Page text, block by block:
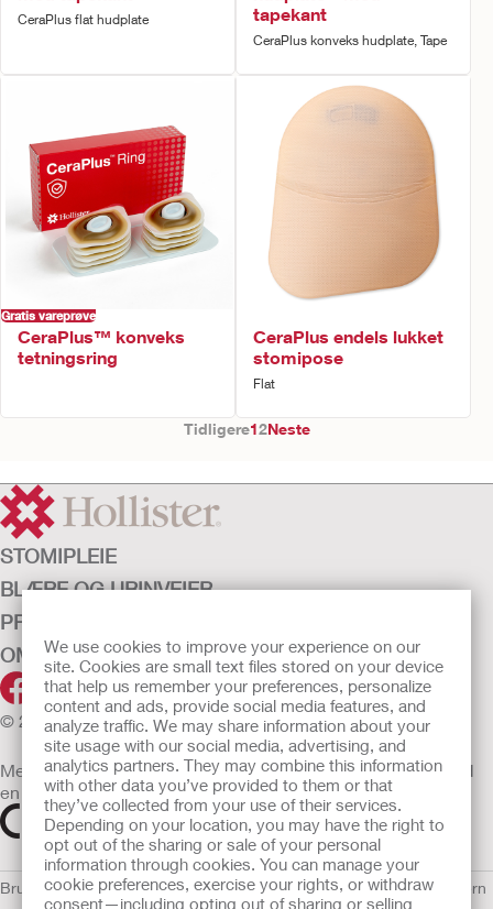
We use cookies to improve your experience on our
site. Cookies are small text files stored on your device
that help us remember your preferences, personalize
content and ads, provide social media features, and
analyze traffic. We may share information about your
site usage with our social media, advertising, and
analytics partners. They may combine this information
with other data you’ve provided to them or that
they’ve collected from your use of their services.
Depending on your location, you may have the right to
opt out of the sharing or sale of your personal
information through cookies. You can manage your
cookie preferences, exercise your rights, or withdraw
consent—including opting out of sharing or selling
CeraPlus flat hudplate
tapekant
CeraPlus konveks hudplate, Tape
Gratis vareprøve
CeraPlus™ konveks
tetningsring
CeraPlus endels lukket
stomipose
Flat
Tidligere12Neste
STOMIPLEIE
BLÆRE OG URINVEIER
PRODUKTER
OM OSS
© 2026 Hollister Incorporated
Medisinsk utstyr som selges i EU er etter behov merket med
en av følgende symboler
BruksvilkårRetningslinjer for personvernRetningslinjer for personvern